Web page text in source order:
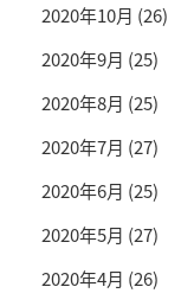
2020年10月 (26)
2020年9月 (25)
2020年8月 (25)
2020年7月 (27)
2020年6月 (25)
2020年5月 (27)
2020年4月 (26)